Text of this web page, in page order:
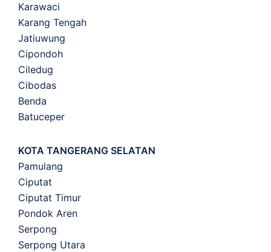
Karawaci
Karang Tengah
Jatiuwung
Cipondoh
Ciledug
Cibodas
Benda
Batuceper
KOTA TANGERANG SELATAN
Pamulang
Ciputat
Ciputat Timur
Pondok Aren
Serpong
Serpong Utara